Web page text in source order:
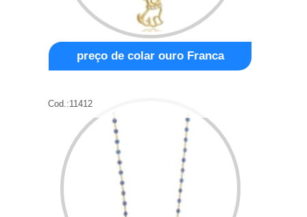
preço de colar ouro Franca
Cod.:11412